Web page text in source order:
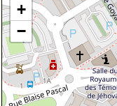
+
−